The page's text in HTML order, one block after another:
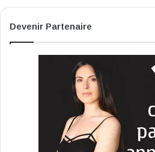
Devenir Partenaire